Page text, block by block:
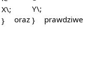
oraz
prawdziwe